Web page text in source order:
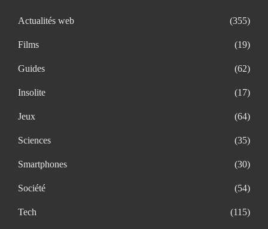
Actualités web (355)
Films (19)
Guides (62)
Insolite (17)
Jeux (64)
Sciences (35)
Smartphones (30)
Société (54)
Tech (115)